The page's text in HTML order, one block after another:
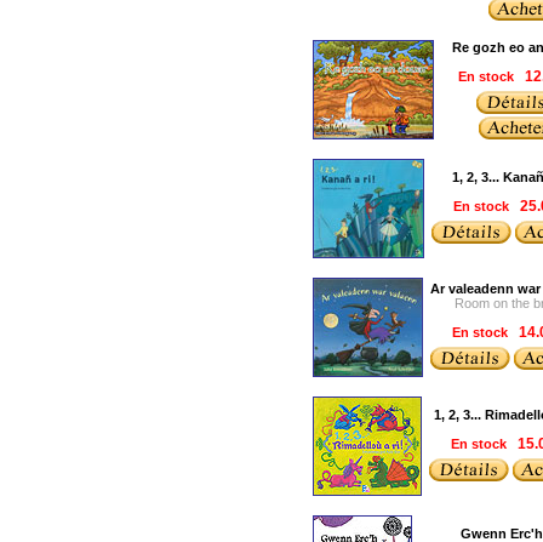
Re gozh eo
En stock
1, 2, 3...
En stock
Ar valeadenn
Room on the
En stock
1, 2, 3...
En stock
Gwenn Erc'h